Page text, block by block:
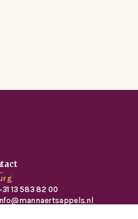
13 583 82 00